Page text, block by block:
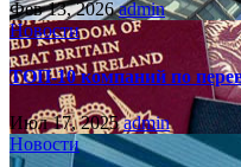
Фев 13, 2026admin
Новости
ТОП-10 компаний по
Июл 17, 2025admin
Новости